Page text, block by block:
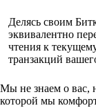
Делясь своим
эквивалентно
чтения к
транзакций
Мы не знаем о вас,
которой мы